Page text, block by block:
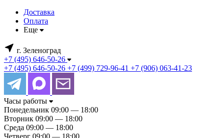
Доставка
Оплата
Еще
г. Зеленоград
+7 (495) 646-50-26
+7 (495) 646-50-26 +7 (499) 729-96-41 +7 (906) 063-41-23
Часы работы
Понедельник 09:00 — 18:00
Вторник 09:00 — 18:00
Среда 09:00 — 18:00
Четверг 09:00 — 18:00